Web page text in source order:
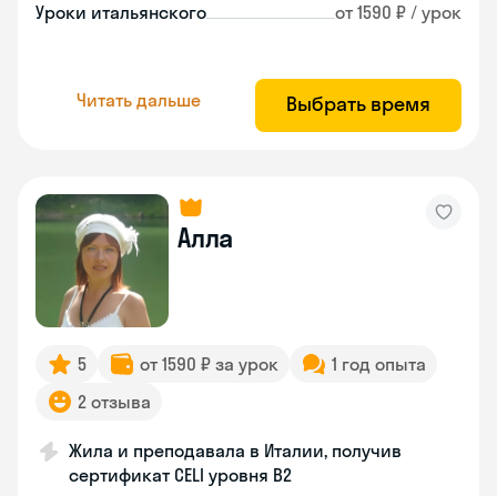
Уроки итальянского от 1590 ₽ / урок
Читать дальше Выбрать время
Алла
5 от 1590 ₽ за урок
1 год опыта
2 отзыва
Жила и преподавала в Италии, получив
сертификат CELI уровня В2